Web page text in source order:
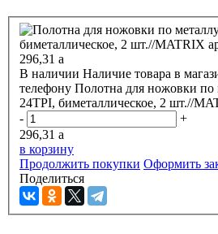
296,31 a
В наличии Наличие товара в
телефону Полотна для ножовки по
24ТРI, биметаллическое, 2 шт.//
-
+
296,31 a
в корзину
Продолжить покупки Оформить
Поделиться